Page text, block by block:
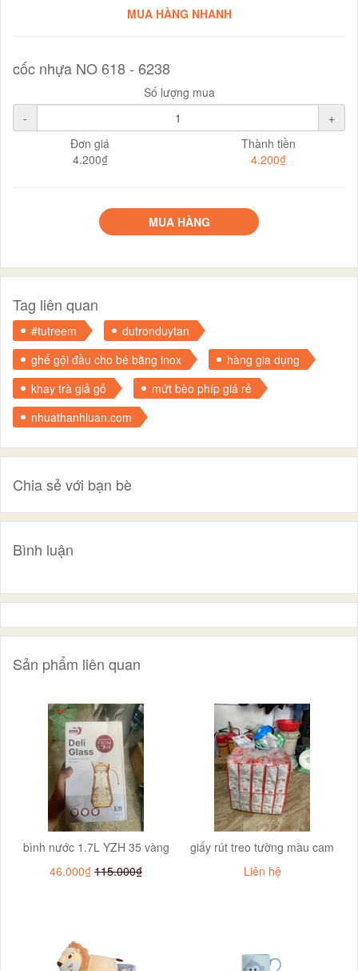
MUA HÀNG NHANH
cốc nhựa NO 618 - 6238
Số lượng mua
-
+
Đơn giá
4.200₫
Thành tiền
4.200₫
MUA HÀNG
Tag liên quan
#tutreem
dutronduytan
ghế gội đầu cho bé bằng inox
hàng gia dụng
khay trà giả gỗ
mứt bèo phíp giá rẻ
nhuathanhluan.com
Chia sẻ với bạn bè
Bình luận
Sản phẩm liên quan
bình nước 1.7L YZH 35 vàng
46.000₫ 115.000₫
giấy rút treo tường màu cam
Liên hệ